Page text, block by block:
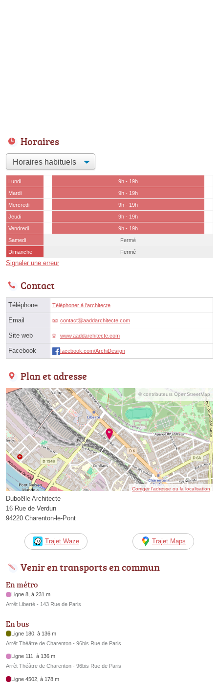
Horaires
Lundi
9h - 19h
Mardi
9h - 19h
Mercredi
9h - 19h
Jeudi
9h - 19h
Vendredi
9h - 19h
Samedi
Fermé
Dimanche
Fermé
Signaler une erreur
Contact
Téléphone Téléphoner à l'architecte
Email contactⓐaaddarchitecte.com
Site web www.aaddarchitecte.com
Facebook facebook.com/ArchiDesiign
Plan et adresse
© contributeurs OpenStreetMap
Corriger l’adresse ou la localisation
Duboëlle Architecte
16 Rue de Verdun
94220 Charenton-le-Pont
Trajet Waze Trajet Maps
Venir en transports en commun
En métro
Ligne 8, à 231 m
Arrêt Liberté - 143 Rue de Paris
En bus
Ligne 180, à 136 m
Arrêt Théâtre de Charenton - 96bis Rue de Paris
Ligne 111, à 136 m
Arrêt Théâtre de Charenton - 96bis Rue de Paris
Ligne 4502, à 178 m